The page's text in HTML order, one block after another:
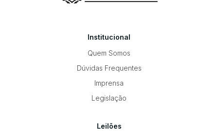
Institucional
Quem Somos
Dúvidas Frequentes
Imprensa
Legislação
Leilões